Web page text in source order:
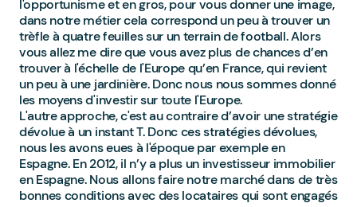
l'opportunisme et en gros, pour vous donner une image,
dans notre métier cela correspond un peu à trouver un
trèfle à quatre feuilles sur un terrain de football. Alors
vous allez me dire que vous avez plus de chances d’en
trouver à l'échelle de l'Europe qu’en France, qui revient
un peu à une jardinière. Donc nous nous sommes donné
les moyens d'investir sur toute l'Europe.
L'autre approche, c'est au contraire d’avoir une stratégie
dévolue à un instant T. Donc ces stratégies dévolues,
nous les avons eues à l'époque par exemple en
Espagne. En 2012, il n’y a plus un investisseur immobilier
en Espagne. Nous allons faire notre marché dans de très
bonnes conditions avec des locataires qui sont engagés